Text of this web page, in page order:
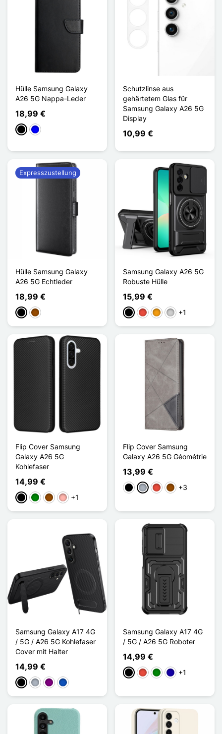
Hülle Samsung Galaxy
A26 5G Nappa-Leder
18,99 €
Schwarz
Blau
Schutzlinse aus
gehärtetem Glas für
Samsung Galaxy A26 5G
Display
10,99 €
Hülle Samsung Galaxy
A26 5G Echtleder
18,99 €
Schwarz
Braun
Expresszustellung
Samsung Galaxy A26 5G
Robuste Hülle
15,99 €
Schwarz
Rot OrangeSilber
+1
Flip Cover Samsung
Galaxy A26 5G
Kohlefaser
14,99 €
Schwarz
GrünBraunRoségold
+1
Flip Cover Samsung
Galaxy A26 5G Géométrie
13,99 €
Schwarz
GrauRot Braun
+3
Samsung Galaxy A17 4G
/ 5G / A26 5G Kohlefaser
Cover mit Halter
14,99 €
Schwarz
GrauViolettSaphir
Samsung Galaxy A17 4G
/ 5G / A26 5G Roboter
14,99 €
Schwarz
Rot GrünDunkelblau
+1